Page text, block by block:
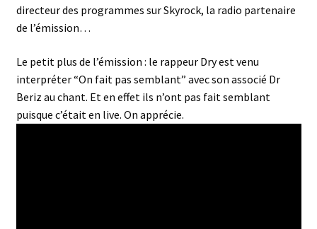
directeur des programmes sur Skyrock, la radio partenaire
de l’émission…
Le petit plus de l’émission : le rappeur Dry est venu
interpréter “On fait pas semblant” avec son associé Dr
Beriz au chant. Et en effet ils n’ont pas fait semblant
puisque c’était en live. On apprécie.